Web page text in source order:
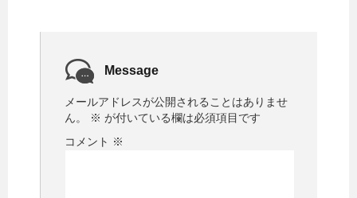
Message
メールアドレスが公開されることはありませ
ん。
※ が付いている欄は必須項目です
コメント ※